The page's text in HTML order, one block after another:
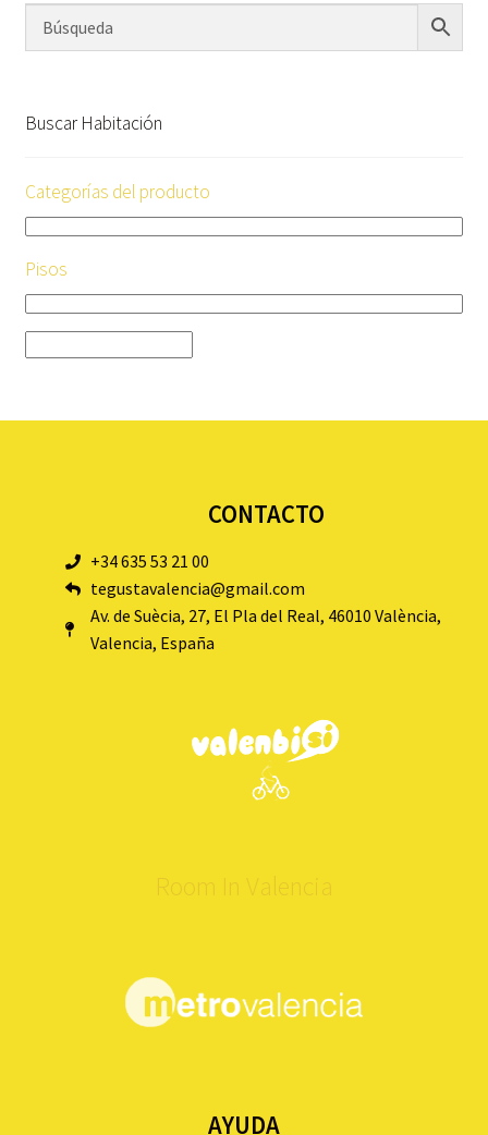
Buscar Habitación
Categorías del producto
Pisos
CONTACTO
+34 635 53 21 00
tegustavalencia@gmail.com
Av. de Suècia, 27, El Pla del Real, 46010 València,
Valencia, España
Room In Valencia
AYUDA